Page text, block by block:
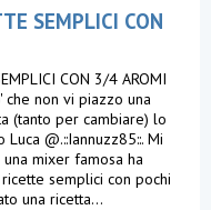
SEMPLICI CON
CON 3/4 AROMI
che non vi piazzo una
(tanto per cambiare) lo
@.::Iannuzz85::. Mi
mixer famosa ha
semplici con pochi
una ricetta...